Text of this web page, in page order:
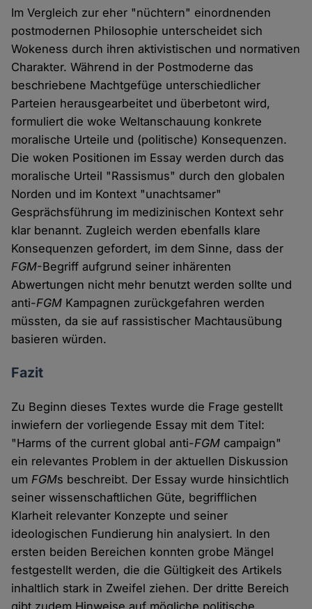
Im Vergleich zur eher "nüchtern" einordnenden
postmodernen Philosophie unterscheidet sich
Wokeness durch ihren aktivistischen und normativen
Charakter. Während in der Postmoderne das
beschriebene Machtgefüge unterschiedlicher
Parteien herausgearbeitet und überbetont wird,
formuliert die woke Weltanschauung konkrete
moralische Urteile und (politische) Konsequenzen.
Die woken Positionen im Essay werden durch das
moralische Urteil "Rassismus" durch den globalen
Norden und im Kontext "unachtsamer"
Gesprächsführung im medizinischen Kontext sehr
klar benannt. Zugleich werden ebenfalls klare
Konsequenzen gefordert, im dem Sinne, dass der
FGM-Begriff aufgrund seiner inhärenten
Abwertungen nicht mehr benutzt werden sollte und
anti-FGM Kampagnen zurückgefahren werden
müssten, da sie auf rassistischer Machtausübung
basieren würden.
Fazit
Zu Beginn dieses Textes wurde die Frage gestellt
inwiefern der vorliegende Essay mit dem Titel:
"Harms of the current global anti-FGM campaign"
ein relevantes Problem in der aktuellen Diskussion
umFGMs beschreibt. Der Essay wurde hinsichtlich
seiner wissenschaftlichen Güte, begrifflichen
Klarheit relevanter Konzepte und seiner
ideologischen Fundierung hin analysiert. In den
ersten beiden Bereichen konnten grobe Mängel
festgestellt werden, die die Gültigkeit des Artikels
inhaltlich stark in Zweifel ziehen. Der dritte Bereich